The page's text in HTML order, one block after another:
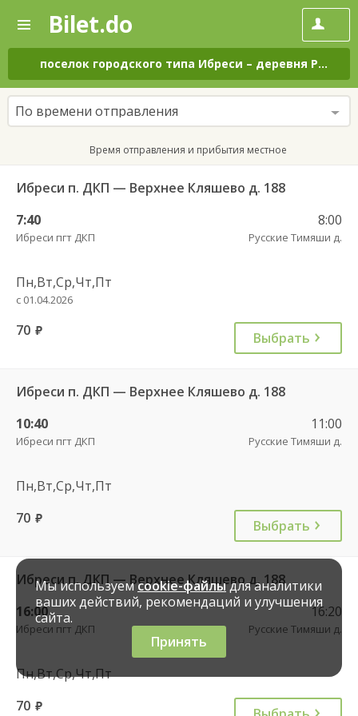
—
Поиск
и
покупка
билетов
на
автобус
онлайн
Bilet.do
поселок городского типа Ибреси – деревня Русские Тимяши
По времени отправления
Время отправления и прибытия местное
Ибреси п. ДКП — Верхнее Кляшево д. 188
7:40
Ибреси пгт ДКП
8:00
Русские Тимяши д.
Пн,Вт,Ср,Чт,Пт
с 01.04.2026
70 руб. Выбрать
Ибреси п. ДКП — Верхнее Кляшево д. 188
10:40
Ибреси пгт ДКП
11:00
Русские Тимяши д.
Пн,Вт,Ср,Чт,Пт
70 руб. Выбрать
Ибреси п. ДКП — Верхнее Кляшево д. 188
16:00
Ибреси пгт ДКП
16:20
Русские Тимяши д.
Пн,Вт,Ср,Чт,Пт
70 руб.
Мы используемcookie-файлыдля аналитики
ваших действий, рекомендаций и улучшения
сайта.
Принять